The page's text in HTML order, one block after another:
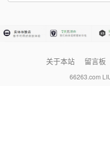
关于本站 留言板
66263.com